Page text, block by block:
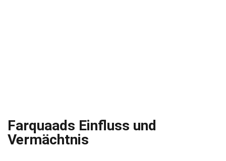
Farquaads Einfluss und
Vermächtnis